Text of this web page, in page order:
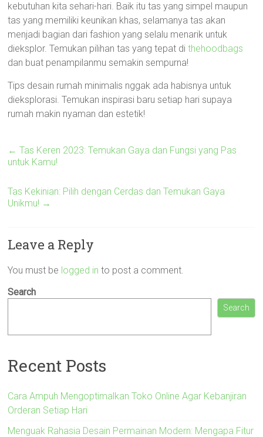
kebutuhan kita sehari-hari. Baik itu tas yang simpel maupun
tas yang memiliki keunikan khas, selamanya tas akan
menjadi bagian dari fashion yang selalu menarik untuk
dieksplor. Temukan pilihan tas yang tepat dithehoodbags
dan buat penampilanmu semakin sempurna!
Tips desain rumah minimalis nggak ada habisnya untuk
dieksplorasi. Temukan inspirasi baru setiap hari supaya
rumah makin nyaman dan estetik!
← Tas Keren 2023: Temukan Gaya dan Fungsi yang Pas
untuk Kamu!
Tas Kekinian: Pilih dengan Cerdas dan Temukan Gaya
Unikmu! →
Leave a Reply
You must be logged in to post a comment.
Search
Search
Recent Posts
Cara Ampuh Mengoptimalkan Toko Online Agar Kebanjiran
Orderan Setiap Hari
Menguak Rahasia Desain Permainan Modern: Mengapa Fitur